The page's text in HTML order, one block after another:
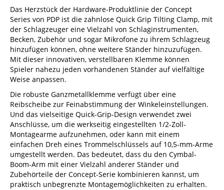
Das Herzstück der Hardware-Produktlinie der Concept
Series von PDP ist die zahnlose Quick Grip Tilting Clamp, mit
der Schlagzeuger eine Vielzahl von Schlaginstrumenten,
Becken, Zubehör und sogar Mikrofone zu ihrem Schlagzeug
hinzufügen können, ohne weitere Ständer hinzuzufügen.
Mit dieser innovativen, verstellbaren Klemme können
Spieler nahezu jeden vorhandenen Ständer auf vielfältige
Weise anpassen.
Die robuste Ganzmetallklemme verfügt über eine
Reibscheibe zur Feinabstimmung der Winkeleinstellungen.
Und das vielseitige Quick-Grip-Design verwendet zwei
Anschlüsse, um die werkseitig eingestellten 1/2-Zoll-
Montagearme aufzunehmen, oder kann mit einem
einfachen Dreh eines Trommelschlüssels auf 10,5-mm-Arme
umgestellt werden. Das bedeutet, dass du den Cymbal-
Boom-Arm mit einer Vielzahl anderer Ständer und
Zubehörteile der Concept-Serie kombinieren kannst, um
praktisch unbegrenzte Montagemöglichkeiten zu erhalten.